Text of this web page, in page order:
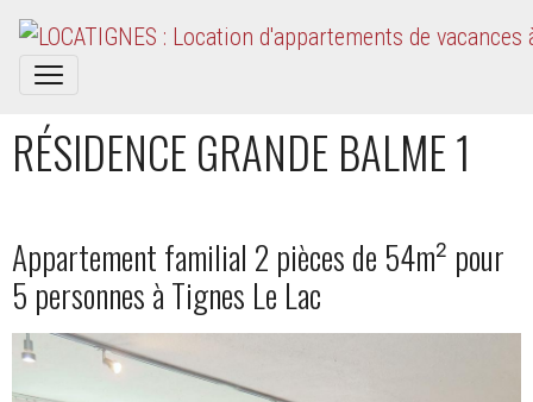
RÉSIDENCE GRANDE BALME 1
Appartement familial 2 pièces de 54m² pour
5 personnes à Tignes Le Lac